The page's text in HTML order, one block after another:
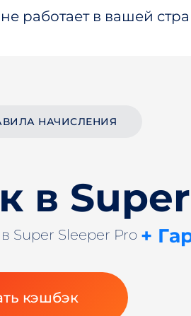
работает в вашей
НАЧИСЛЕНИЯ
в
Super Sleeper Pro +
кэшбэк